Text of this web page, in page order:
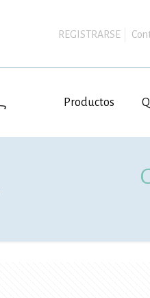
REGISTRARSE
Productos